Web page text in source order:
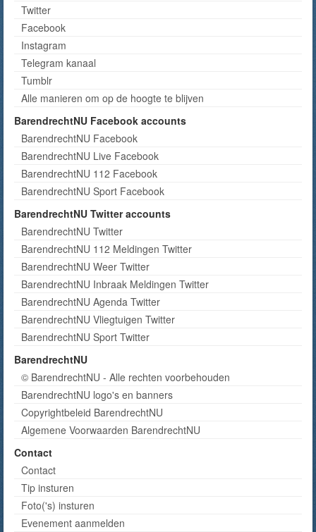
Twitter
Facebook
Instagram
Telegram kanaal
Tumblr
Alle manieren om op de hoogte te blijven
BarendrechtNU Facebook accounts
BarendrechtNU Facebook
BarendrechtNU Live Facebook
BarendrechtNU 112 Facebook
BarendrechtNU Sport Facebook
BarendrechtNU Twitter accounts
BarendrechtNU Twitter
BarendrechtNU 112 Meldingen Twitter
BarendrechtNU Weer Twitter
BarendrechtNU Inbraak Meldingen Twitter
BarendrechtNU Agenda Twitter
BarendrechtNU Vliegtuigen Twitter
BarendrechtNU Sport Twitter
BarendrechtNU
© BarendrechtNU - Alle rechten voorbehouden
BarendrechtNU logo's en banners
Copyrightbeleid BarendrechtNU
Algemene Voorwaarden BarendrechtNU
Contact
Contact
Tip insturen
Foto('s) insturen
Evenement aanmelden